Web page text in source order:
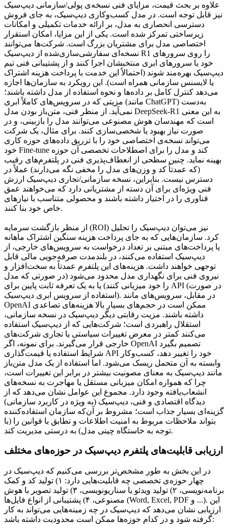
علاوه بر بحث قیمت، مزایای فنی نسخه‌ی پولی/سازمانی دیپ‌سیک
نیز قابل توجه است. در مدل کسب‌وکاری دیپ‌سیک، به جای فروش
دسترسی انحصاری به مدل، بر ارائه خدمات تکمیلی و امکانات
زیرساختی تمرکز شده است. یکی از این مزایا، امکان استقرار
اختصاصی مدل برای مشتریان بزرگ است. شرکت‌ها می‌توانند
نسخه‌ای سفارشی‌سازی‌شده از دیپ‌سیک R1 را روی سرورهای
خود یا سرورهای ابری منتخبشان اجرا کنند و از پشتیبانی فنی تیم
دیپ‌سیک بهره‌مند شوند (احتمالاً این خدمت با پرداخت هزینه اشتراک
یا لایسنس سازمانی همراه است). این رویکرد به سازمان‌ها اجازه
می‌دهد کنترل کامل بر داده‌ها و نحوه استفاده از مدل داشته باشند؛
مزیتی که در سرویس‌های کاملاً ابری (مانند ChatGPT) به‌دست
نمی‌آید. از منظر فنی، متن‌باز بودن مدل DeepSeek-R1 به این معنی
است که مهندسان هوش مصنوعی می‌توانند مدل را بازبینی، و در
صورت نیاز بهبود یا شخصی‌سازی کنند. برای مثال، یک شرکت
می‌تواند نسخه‌ی اختصاصی خود را با تزریق داده‌های حوزه کاری
خود Fine-tune کند و مدل را برای اصطلاحات تخصصی آن حوزه
بهینه نماید. چنین سطحی از انعطاف‌پذیری فنی در پلتفرم‌های رقیب
(که عمدتاً کد و وزن‌های مدل را مخفی نگه می‌دارند) عملاً در
دسترس نیست. بنابراین، نسخه سازمانی/تجاری دیپ‌سیک ارزش
فنی ویژه‌ای برای آن دسته از مشتریانی دارد که می‌خواهند عمق
فناوری را در اختیار داشته باشند و محصولی متناسب با نیازهای
خاص خود بنا کنند.
از منظر بازگشت سرمایه (ROI) نیز می‌توان دیپ‌سیک را تحلیل
کرد. سازمان‌هایی که به جای پرداخت هزینه سنگین اشتراک ماهانه
یا پرداخت‌های مبتنی بر تعداد درخواست به سرویس‌های خارجی، از
دیپ‌سیک استفاده می‌کنند، در بلندمدت صرفه‌جویی مالی قابل
توجهی خواهند داشت. هزینه‌های این پلتفرم عمدتاً به سخت‌افزار و
نیروی فنی برای نگهداری مدل محدود می‌شود (در صورتی که مدل
را خود میزبانی کنند) یا به یک تعرفه ثابت پایین برای API (در صورت
استفاده از سرویس ابری دیپ‌سیک). در مقابل، سرویس‌های مانند
OpenAI ممکن است در حجم‌های بسیار بالا هزینه‌های تصاعدی
داشته باشند. مزیت رقابتی دیگر دیپ‌سیک در نسخه سازمانی،
استقلال راهبردی است؛ شرکت‌هایی که از دیپ‌سیک استفاده
می‌کنند کمتر در معرض تغییرات سیاستی یا تجاری شرکت‌های
خارجی قرار می‌گیرند. برای نمونه، اگر OpenAI تصمیم بگیرد
شرایط استفاده یا قیمت‌گذاری API خود را تغییر دهد، کسب‌وکار
وابسته به آن متحمل ریسک می‌شود. اما استفاده از یک مدل متن‌باز
مانند دیپ‌سیک به معنای مصونیت بیشتر در برابر این تغییرات است،
چرا که همواره امکان میزبانی مستقل یا مهاجرت به نسخه‌های
انشعاب‌یافته وجود دارد. مجموع این عوامل نشان می‌دهد که از
دیدگاه اقتصادی و فنی، دیپ‌سیک (به ویژه در کاربرد سازمانی)
گزینه‌ای بسیار جذاب است؛ مشروط بر آن‌که سازمان استفاده‌کننده
بتواند ملاحظات مربوط به امنیت اطلاعات و تطابق با قوانین را (با
توجه به خاستگاه چینی مدل) به درستی مدیریت کند.
ارزیابی قابلیت‌های پلتفرم دیپ‌سیک در حوزه‌های مختلف
در این بخش به طور مشخص‌تر بررسی می‌کنیم که دیپ‌سیک در
چهار حوزه‌ی تخصصی چه قابلیت‌هایی دارد: ۱) تولید کد و کمک
برنامه‌نویسی، ۲) تولید ویدئو یا سناریونویسی، ۳) تولید تصویر با هوش
مصنوعی، ۴) پشتیبانی از انواع فایل‌ها (Word, Excel, PDF و ...). این
ارزیابی نشان می‌دهد که دیپ‌سیک در چه زمینه‌هایی می‌تواند به کار
گرفته شود و در کدام حوزه‌ها ممکن است محدودیت داشته باشد: